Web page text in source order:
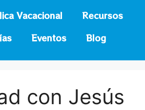
Vacacional
Recursos
Eventos Blog
con Jesús